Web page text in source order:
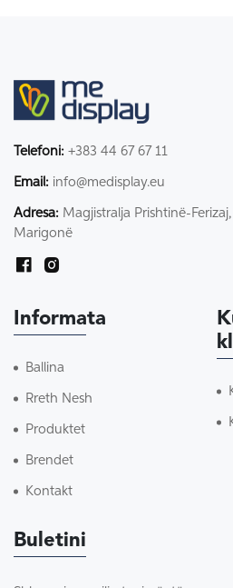
Telefoni: +383 44 67 67 11
Email: info@medisplay.eu
Adresa: Magjistralja Prishtinë-
Marigonë
Informata
Ballina
Rreth Nesh
Produktet
Brendet
Kontakt
Buletini